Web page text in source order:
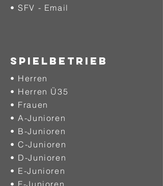
• SFV - Email
SPIELBETRIEB
• Herren
• Herren Ü35
• Frauen
• A-Junioren
• B-Junioren
• C-Junioren
• D-Junioren
• E-Junioren
• F-Junioren